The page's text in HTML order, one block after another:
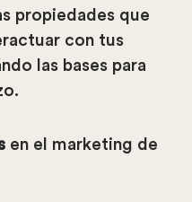
propiedades que
con tus
las bases para
en el marketing de